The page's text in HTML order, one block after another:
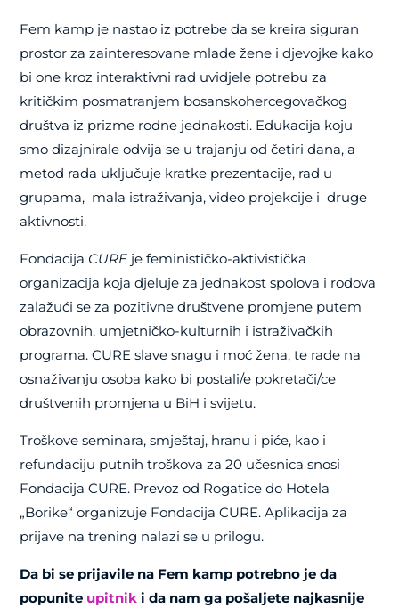
Fem kamp je nastao iz potrebe da se kreira siguran
prostor za zainteresovane mlade žene i djevojke kako
bi one kroz interaktivni rad uvidjele potrebu za
kritičkim posmatranjem bosanskohercegovačkog
društva iz prizme rodne jednakosti. Edukacija koju
smo dizajnirale odvija se u trajanju od četiri dana, a
metod rada uključuje kratke prezentacije, rad u
grupama, mala istraživanja, video projekcije i druge
aktivnosti.
Fondacija CURE je feminističko-aktivistička
organizacija koja djeluje za jednakost spolova i rodova
zalažući se za pozitivne društvene promjene putem
obrazovnih, umjetničko-kulturnih i istraživačkih
programa. CURE slave snagu i moć žena, te rade na
osnaživanju osoba kako bi postali/e pokretači/ce
društvenih promjena u BiH i svijetu.
Troškove seminara, smještaj, hranu i piće, kao i
refundaciju putnih troškova za 20 učesnica snosi
Fondacija CURE. Prevoz od Rogatice do Hotela
„Borike“ organizuje Fondacija CURE. Aplikacija za
prijave na trening nalazi se u prilogu.
Da bi se prijavile na Fem kamp potrebno je da
popunite upitnik i da nam ga pošaljete najkasnije